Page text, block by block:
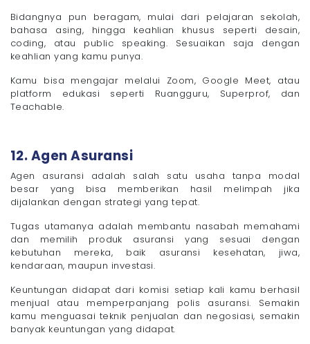
Bidangnya pun beragam, mulai dari pelajaran sekolah,
bahasa asing, hingga keahlian khusus seperti desain,
coding, atau public speaking. Sesuaikan saja dengan
keahlian yang kamu punya.
Kamu bisa mengajar melalui Zoom, Google Meet, atau
platform edukasi seperti Ruangguru, Superprof, dan
Teachable.
12. Agen Asuransi
Agen asuransi adalah salah satu usaha tanpa modal
besar yang bisa memberikan hasil melimpah jika
dijalankan dengan strategi yang tepat.
Tugas utamanya adalah membantu nasabah memahami
dan memilih produk asuransi yang sesuai dengan
kebutuhan mereka, baik asuransi kesehatan, jiwa,
kendaraan, maupun investasi.
Keuntungan didapat dari komisi setiap kali kamu berhasil
menjual atau memperpanjang polis asuransi. Semakin
kamu menguasai teknik penjualan dan negosiasi, semakin
banyak keuntungan yang didapat.